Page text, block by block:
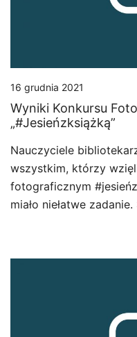
16 grudnia 2021
Wyniki Konkursu
„#jesieńzksiążką”
Nauczyciele
wszystkim, którzy
fotograficznym
miało niełatwe